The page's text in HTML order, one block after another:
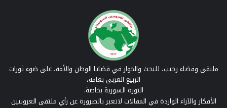
ملتقى وفضاء رحيب، للبحث والحوار في قضايا الوطن والأمة، على ضوء ثورات
الربيع العربي بعامة،
الثورة السورية بخاصة.
الأفكار والآراء الواردة في المقالات لاتعبر بالضرورة عن رأي ملتقى العروبيين